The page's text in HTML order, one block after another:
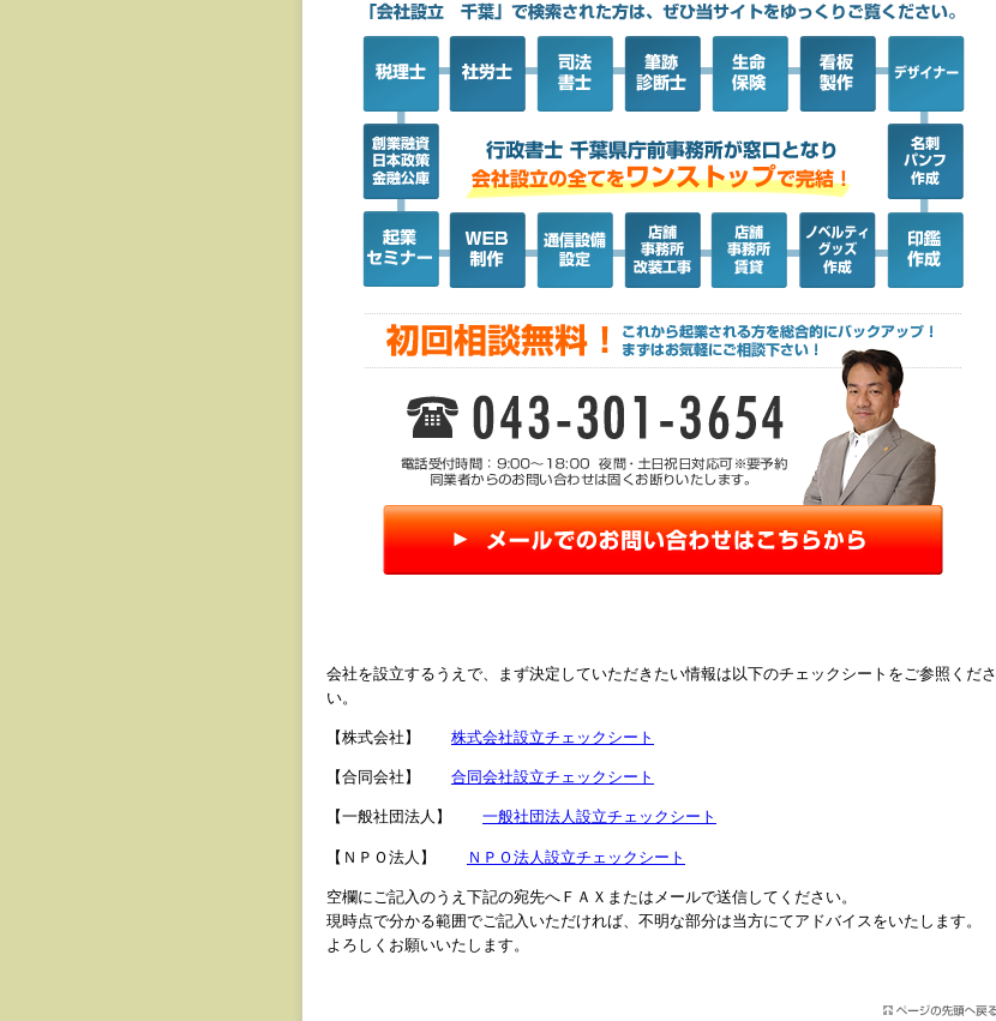
会社を設立するうえで、まず決定していただきたい情報は以下のチェックシートをご参照くださ
い。
【株式会社】 株式会社設立チェックシート
【合同会社】 合同会社設立チェックシート
【一般社団法人】 一般社団法人設立チェックシート
【ＮＰＯ法人】 ＮＰＯ法人設立チェックシート
空欄にご記入のうえ下記の宛先へＦＡＸまたはメールで送信してください。
現時点で分かる範囲でご記入いただければ、不明な部分は当方にてアドバイスをいたします。
よろしくお願いいたします。